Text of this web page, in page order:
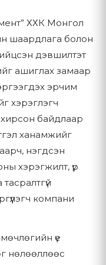
ХХК Монгол
шаардлага болон
дэвшилтэт
ашиглах замаар
эрчим
хэрэглэгч
байдлаар
ханамжийг
нэгдсэн
хэрэгжилт, үр
компани
үе
нөлөөллөөс
брэндүүдийн
санал болгодог.
(Portable Power
үйлчилгээ
тус бүрд)
эсвэл үнийн
багтай
туслалцааны
мэдээлэлд
маягтаар
болно:
(утасны дугаар,